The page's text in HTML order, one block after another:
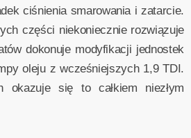
ciśnienia smarowania i zatarcie.
części niekoniecznie rozwiązuje
dokonuje modyfikacji jednostek
oleju z wcześniejszych 1,9 TDI.
okazuje się to całkiem niezłym